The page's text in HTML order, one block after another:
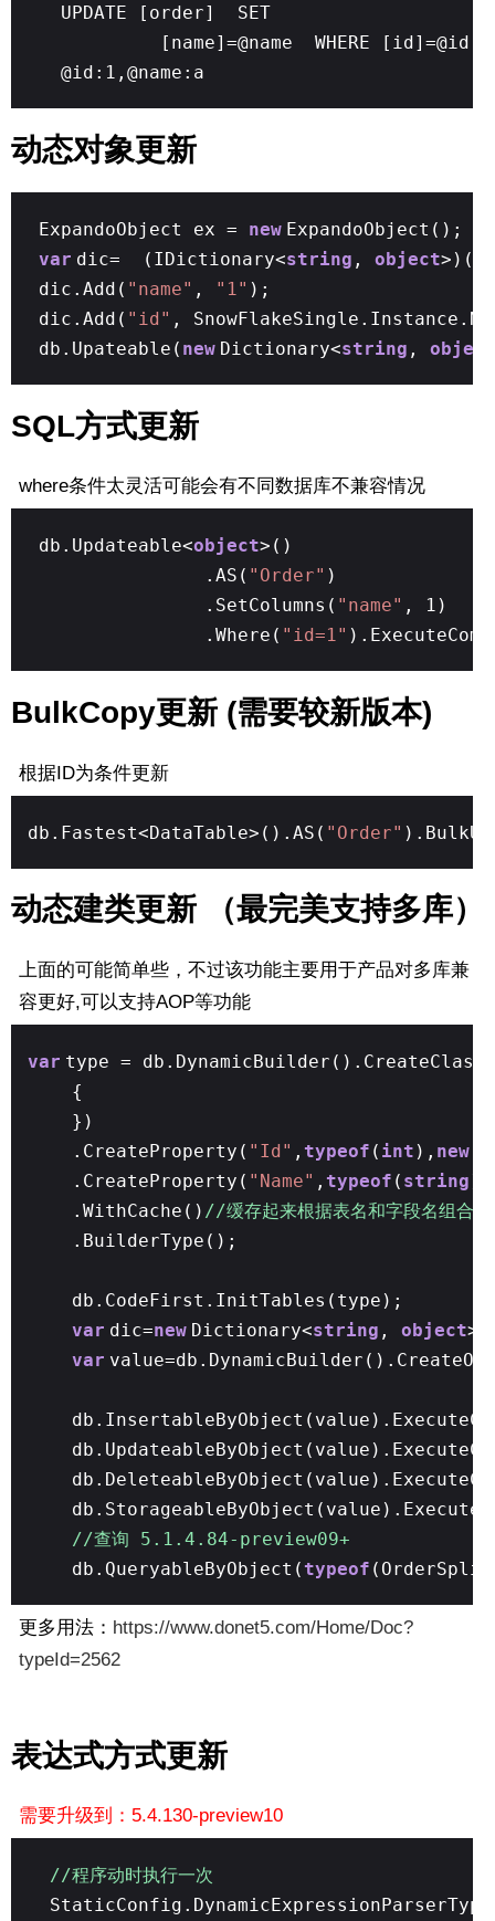
UPDATE [order] SET
[name]=@name WHERE [id]=@id
@id:1,@name:a
动态对象更新
ExpandoObject ex = new ExpandoObject();
var dic= (IDictionary<string , object
dic.Add( "name" , "1" );
dic.Add( "id" ,
db.Upateable( new Dictionary<string , object
SQL方式更新
where条件太灵活可能会有不同数据库不兼容情况
db.Updateable<object>()
.AS( "Order" )
.SetColumns( "name" , 1)
.Where( "id=1"
BulkCopy更新 (需要较新版本)
根据ID为条件更新
db.Fastest<DataTable>().AS( "Order"
动态建类更新 （最完美支持多库）
上面的可能简单些，不过该功能主要用于产品对多库兼
容更好,可以支持AOP等功能
var type = db.DynamicBuilder().CreateClass(
{
})
.CreateProperty( "Id" , typeof ( int ), new
.CreateProperty( "Name" , typeof ( string
.WithCache() //缓存起来根据表名和字段名组
.BuilderType();
db.CodeFirst.InitTables(type);
var dic=new Dictionary<string , object
var
//查询 5.1.4.84-preview09+
db.QueryableByObject(typeof
更多用法： https://www.donet5.com/Home/Doc?
typeId=2562
表达式方式更新
需要升级到：5.4.130-preview10
//程序动时执行一次